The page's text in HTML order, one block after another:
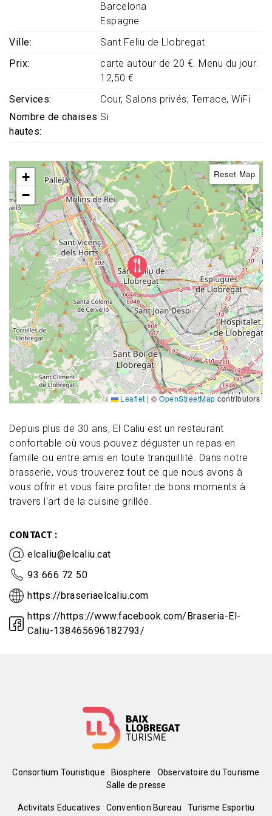
Depuis plus de 30 ans, El Caliu est un restaurant
confortable où vous pouvez déguster un repas en
famille ou entre amis en toute tranquillité. Dans notre
brasserie, vous trouverez tout ce que nous avons à
vous offrir et vous faire profiter de bons moments à
travers l'art de la cuisine grillée.
CONTACT
elcaliu@elcaliu.cat
93 666 72 50
https://braseriaelcaliu.com
https://https://www.facebook.com/Braseria-El-
Caliu-138465696182793/
Barcelona
Espagne
Ville
Sant Feliu de Llobregat
Prix
carte autour de 20 €. Menu du jour:
12,50 €
Services
Cour Salons privés Terrace WiFi
Nombre de chaises
hautes
Si
+
−
Reset Map
Leaflet | ©OpenStreetMapcontributors
Menú
del
Consortium Touristique Biosphere
Observatoire du Tourisme
Salle de presse
Activitats Educatives Convention Bureau Turisme Esportiu